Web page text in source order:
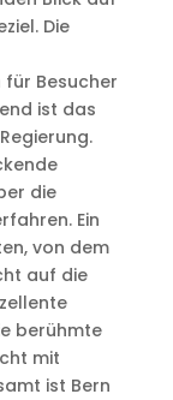
Die
Besucher
ist das
die
Ein
von dem
auf die
berühmte
mit
ist Bern